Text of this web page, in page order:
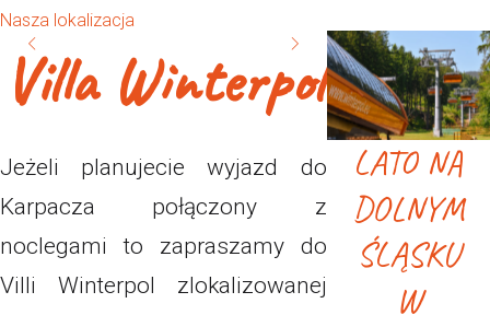
Nasza lokalizacja
Villa Winterpol
Jeżeli planujecie wyjazd do
Karpacza połączony z
noclegami to zapraszamy do
Villi Winterpol zlokalizowanej
LATO NA
DOLNYM
ŚLĄSKU
W